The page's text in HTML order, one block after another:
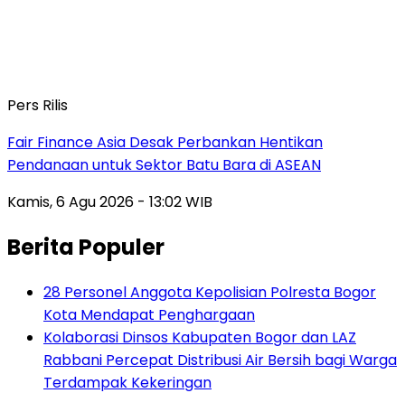
Pers Rilis
Fair Finance Asia Desak Perbankan Hentikan
Pendanaan untuk Sektor Batu Bara di ASEAN
Kamis, 6 Agu 2026 - 13:02 WIB
Berita Populer
28 Personel Anggota Kepolisian Polresta Bogor
Kota Mendapat Penghargaan
Kolaborasi Dinsos Kabupaten Bogor dan LAZ
Rabbani Percepat Distribusi Air Bersih bagi Warga
Terdampak Kekeringan